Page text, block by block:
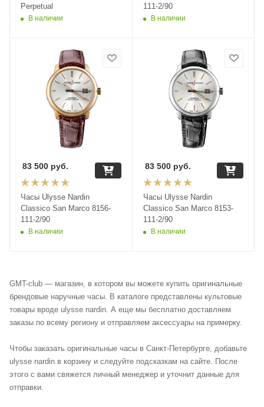
Perpetual
В наличии
111-2/90
В наличии
Часы Ulysse Nardin
Classico San Marco 8156-
111-2/90
В наличии
83 500 руб.
Часы Ulysse Nardin
Classico San Marco 8153-
111-2/90
В наличии
83 500руб.
GMT-club — магазин, в котором вы можете купить оригинальные
брендовые наручные часы. В каталоге представлены культовые
товары вроде ulysse nardin. А еще мы бесплатно доставляем
заказы по всему региону и отправляем аксессуары на примерку.
Чтобы заказать оригинальные часы в Санкт-Петербурге, добавьте
ulysse nardin в корзину и следуйте подсказкам на сайте. После
этого с вами свяжется личный менеджер и уточнит данные для
отправки.